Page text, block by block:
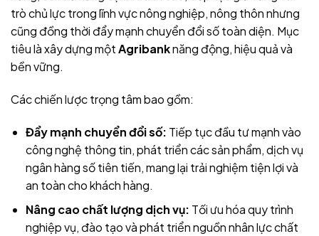
trò chủ lực trong lĩnh vực nông nghiệp, nông thôn nhưng
cũng đồng thời đẩy mạnh chuyển đổi số toàn diện. Mục
tiêu là xây dựng mộtAgribanknăng động, hiệu quả và
bền vững.
Các chiến lược trọng tâm bao gồm:
Đẩy mạnh chuyển đổi số: Tiếp tục đầu tư mạnh vào
công nghệ thông tin, phát triển các sản phẩm, dịch vụ
ngân hàng số tiên tiến, mang lại trải nghiệm tiện lợi và
an toàn cho khách hàng.
Nâng cao chất lượng dịch vụ: Tối ưu hóa quy trình
nghiệp vụ, đào tạo và phát triển nguồn nhân lực chất